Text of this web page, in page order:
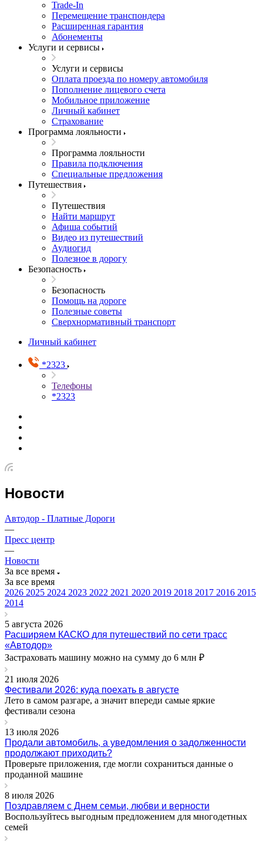
Trade-In
Перемещение транспондера
Расширенная гарантия
Абонементы
Услуги и сервисы
Услуги и сервисы
Оплата проезда по номеру автомобиля
Пополнение лицевого счета
Мобильное приложение
Личный кабинет
Страхование
Программа лояльности
Программа лояльности
Правила подключения
Специальные предложения
Путешествия
Путешествия
Найти маршрут
Афиша событий
Видео из путешествий
Аудиогид
Полезное в дорогу
Безопасность
Безопасность
Помощь на дороге
Полезные советы
Сверхнормативный транспорт
Личный кабинет
*2323
Телефоны
*2323
Новости
Автодор - Платные Дороги
—
Пресс центр
—
Новости
За все время
За все время
2026 2025 2024 2023 2022 2021 2020 2019 2018 2017 2016 2015
2014
5 августа 2026
Расширяем КАСКО для путешествий по сети трасс
«Автодор»
Застраховать машину можно на сумму до 6 млн ₽
21 июля 2026
Фестивали 2026: куда поехать в августе
Лето в самом разгаре, а значит впереди самые яркие
фестивали сезона
13 июля 2026
Продали автомобиль, а уведомления о задолженности
продолжают приходить?
Проверьте приложения, где могли сохраниться данные о
проданной машине
8 июля 2026
Поздравляем с Днем семьи, любви и верности
Воспользуйтесь выгодным предложением для многодетных
семей